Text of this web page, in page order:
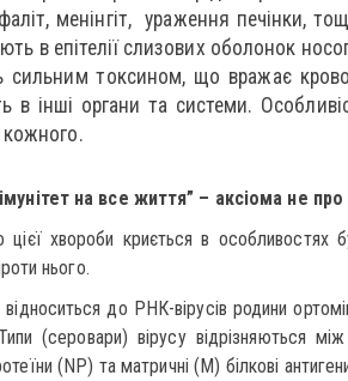
менінгіт, ураження печінки,
в епітелії слизових оболонок
сильним токсином, що вражає
в інші органи та системи.
кожного.
на все життя” – аксіома не про
цієї хвороби криється в особливостях
нього.
відноситься до РНК-вірусів родини
(серовари) вірусу відрізняються
(NP) та матричні (M) білкові